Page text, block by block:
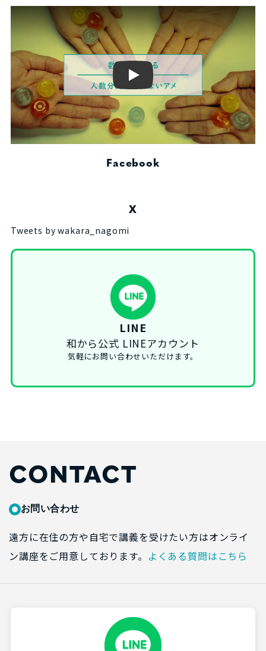
Play
Facebook
X
Tweets by wakara_nagomi
LINE
和から公式 LINEアカウント
気軽にお問い合わせいただけます。
CONTACT
お問い合わせ
遠方に在住の方や自宅で講義を受けたい方はオンライ
ン講座をご用意しております。 よくある質問はこちら